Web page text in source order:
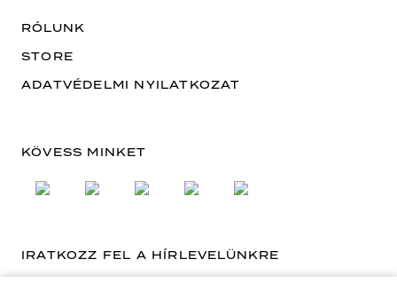
RÓLUNK
STORE
ADATVÉDELMI NYILATKOZAT
KÖVESS MINKET
IRATKOZZ FEL A HÍRLEVELÜNKRE